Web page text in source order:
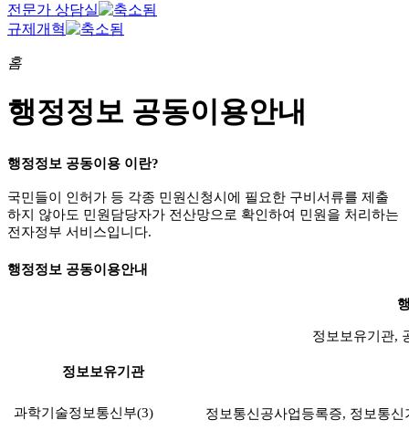
전문가 상담실
규제개혁
홈
행정정보 공동이용안내
행정정보 공동이용 이란?
국민들이 인허가 등 각종 민원신청시에 필요한 구비서류를 제출
하지 않아도 민원담당자가 전산망으로 확인하여 민원을 처리하는
전자정부 서비스입니다.
행정정보 공동이용안내
정보보유기관,
정보보유기관
과학기술정보통신부(3) 정보통신공사업등록증, 정보통신